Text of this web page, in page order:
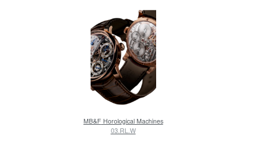
MB&F Horological Machines
03.RL.W